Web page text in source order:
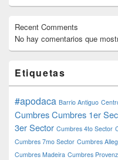
Recent Comments
No hay comentarios que
Etiquetas
#apodaca Barrio Antiguo
CumbresCumbres 1er
3er Sector Cumbres 4to Sector
Cumbres 7mo Sector Cumbres
Cumbres Madeira Cumbres